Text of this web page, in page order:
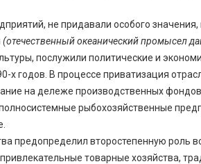
не придавали особого значения,
(отечественный океанический промысел
послужили политические и
х годов. В процессе приватизация
на дележе производственных
рыбохозяйственные
предопределил второстепенную роль
товарные хозяйства,